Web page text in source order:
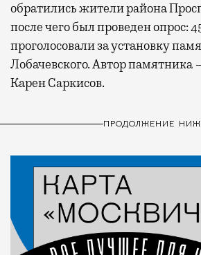
обратились жители района
после чего был проведен опрос:
проголосовали за установку
Лобачевского. Автор памятника
Карен Саркисов.
ПРОДОЛЖЕНИЕ